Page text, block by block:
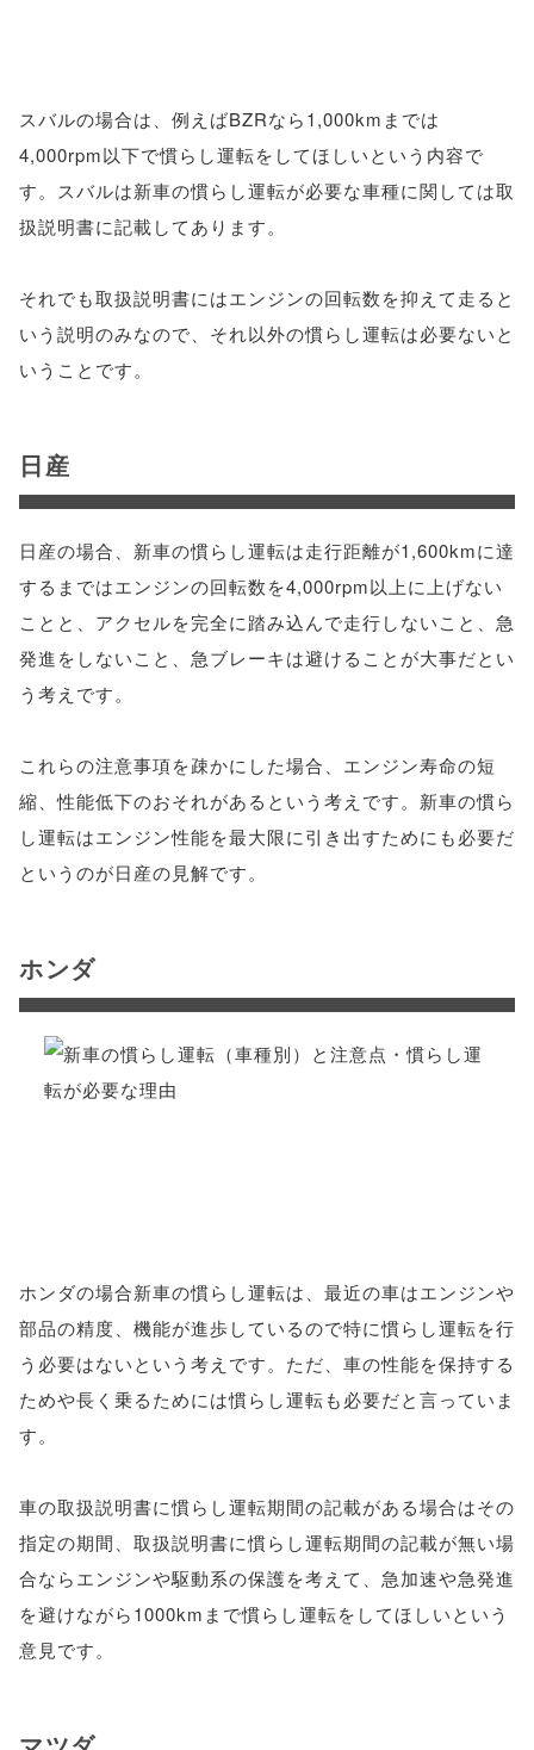
スバルの場合は、例えばBZRなら1,000kmまでは
4,000rpm以下で慣らし運転をしてほしいという内容で
す。スバルは新車の慣らし運転が必要な車種に関しては取
扱説明書に記載してあります。
それでも取扱説明書にはエンジンの回転数を抑えて走ると
いう説明のみなので、それ以外の慣らし運転は必要ないと
いうことです。
日産
日産の場合、新車の慣らし運転は走行距離が1,600kmに達
するまではエンジンの回転数を4,000rpm以上に上げない
ことと、アクセルを完全に踏み込んで走行しないこと、急
発進をしないこと、急ブレーキは避けることが大事だとい
う考えです。
これらの注意事項を疎かにした場合、エンジン寿命の短
縮、性能低下のおそれがあるという考えです。新車の慣ら
し運転はエンジン性能を最大限に引き出すためにも必要だ
というのが日産の見解です。
ホンダ
ホンダの場合新車の慣らし運転は、最近の車はエンジンや
部品の精度、機能が進歩しているので特に慣らし運転を行
う必要はないという考えです。ただ、車の性能を保持する
ためや長く乗るためには慣らし運転も必要だと言っていま
す。
車の取扱説明書に慣らし運転期間の記載がある場合はその
指定の期間、取扱説明書に慣らし運転期間の記載が無い場
合ならエンジンや駆動系の保護を考えて、急加速や急発進
を避けながら1000kmまで慣らし運転をしてほしいという
意見です。